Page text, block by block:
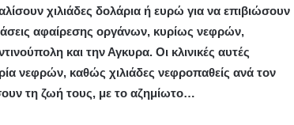
χιλιάδες δολάρια ή ευρώ για να επιβιώσουν
αφαίρεσης οργάνων, κυρίως νεφρών,
και την Αγκυρα. Οι κλινικές αυτές
νεφρών, καθώς χιλιάδες νεφροπαθείς ανά τον
τη ζωή τους, με το αζημίωτο…